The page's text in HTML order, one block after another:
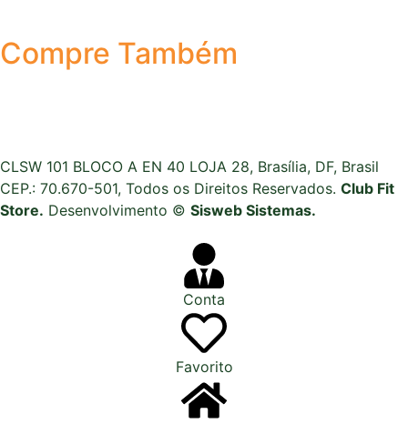
Compre Também
CLSW 101 BLOCO A EN 40 LOJA 28, Brasília, DF, Brasil
CEP.: 70.670-501, Todos os Direitos Reservados. Club Fit
Store. Desenvolvimento © Sisweb Sistemas.
Conta
Favorito